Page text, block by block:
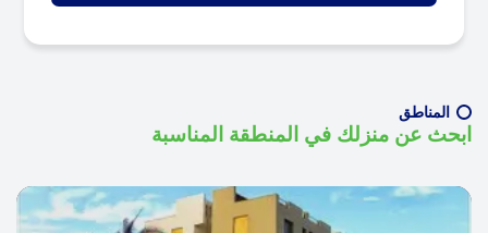
المناطق
ابحث عن منزلك في المنطقة المناسبة